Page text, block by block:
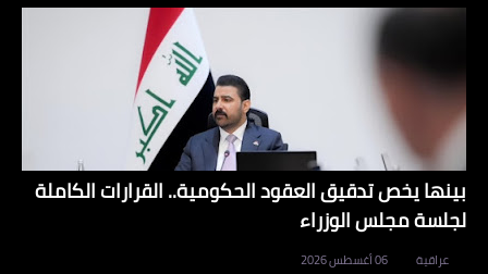
بينها يخص تدقيق العقود الحكومية.. القرارات الكاملة
لجلسة مجلس الوزراء
عراقية 06 أغسطس 2026